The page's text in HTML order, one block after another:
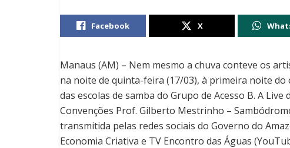
Facebook X
Manaus (AM) – Nem mesmo a chuva conteve os
na noite de quinta-feira (17/03), à primeira noite do
das escolas de samba do Grupo de Acesso B. A
Convenções Prof. Gilberto Mestrinho –
transmitida pelas redes sociais do Governo do
Economia Criativa e TV Encontro das Águas